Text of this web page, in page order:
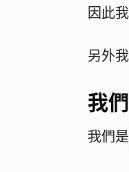
因此
另外
我
我們